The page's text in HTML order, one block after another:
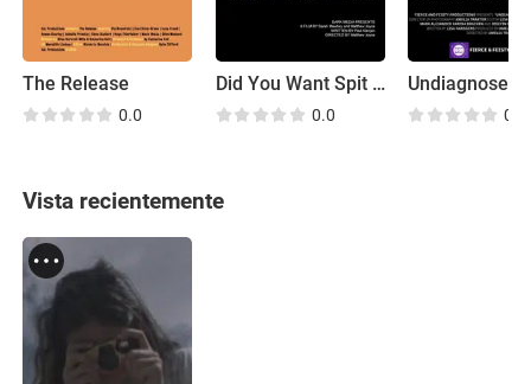
The Release
0.0
Did You Want Spit with That?
0.0
Undiagnosed
0.0
Vista recientemente